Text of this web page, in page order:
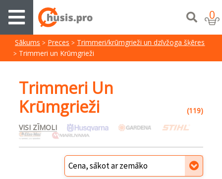
0
Sākums Preces
Trimmeri/krūmgrieži un dzīvžoga šķēres
Trimmeri un Krūmgrieži
Trimmeri Un
Krūmgrieži
(119)
VISI ZĪMOLI